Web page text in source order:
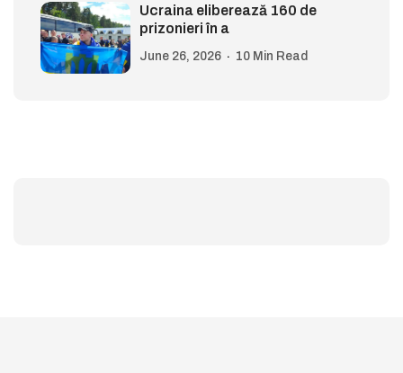
Ucraina eliberează 160 de
prizonieri în a
June 26, 2026 10 Min Read